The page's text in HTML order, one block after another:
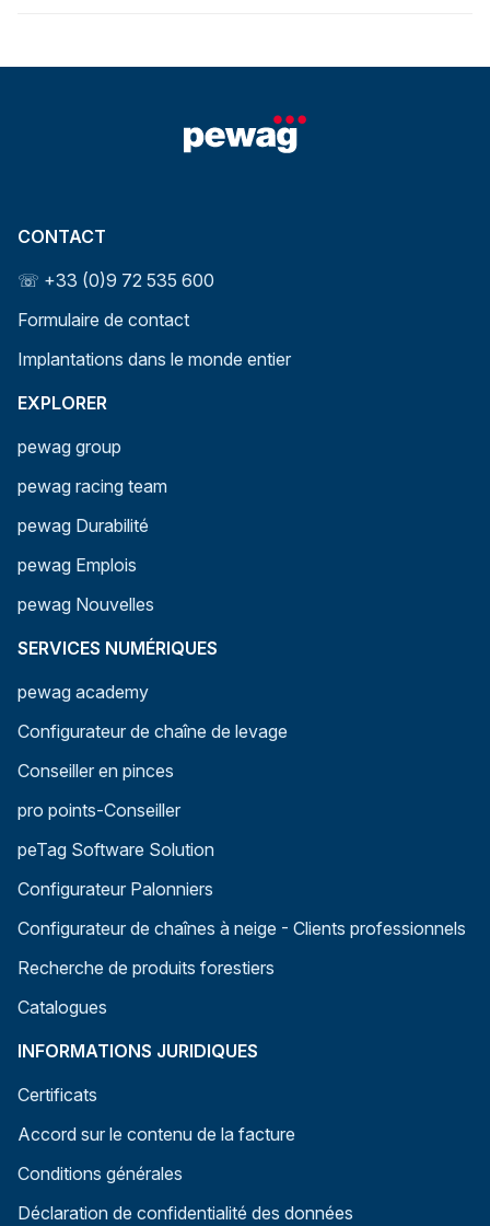
CONTACT
☏ +33 (0)9 72 535 600
Formulaire de contact
Implantations dans le monde entier
EXPLORER
pewag group
pewag racing team
pewag Durabilité
pewag Emplois
pewag Nouvelles
SERVICES NUMÉRIQUES
pewag academy
Configurateur de chaîne de levage
Conseiller en pinces
pro points-Conseiller
peTag Software Solution
Configurateur Palonniers
Configurateur de chaînes à neige - Clients professionnels
Recherche de produits forestiers
Catalogues
INFORMATIONS JURIDIQUES
Certificats
Accord sur le contenu de la facture
Conditions générales
Déclaration de confidentialité des données